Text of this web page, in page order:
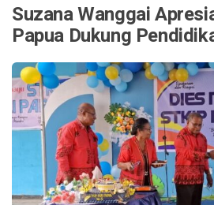
Suzana Wanggai
Papua Dukung